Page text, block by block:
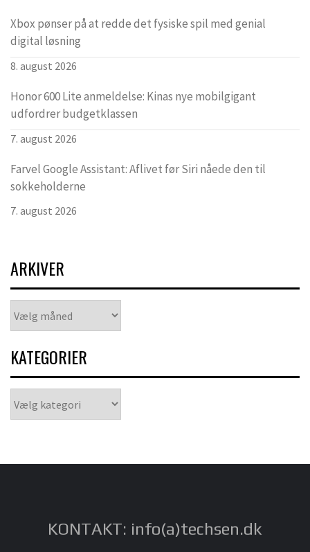
Xbox pønser på at redde det fysiske spil med genial
digital løsning
8. august 2026
Honor 600 Lite anmeldelse: Kinas nye mobilgigant
udfordrer budgetklassen
7. august 2026
Farvel Google Assistant: Aflivet før Siri nåede den til
sokkeholderne
7. august 2026
ARKIVER
KATEGORIER
KONTAKT: info(a)techsen.dk